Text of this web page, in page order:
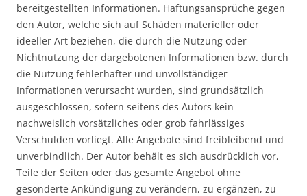
bereitgestellten Informationen. Haftungsansprüche gegen
den Autor, welche sich auf Schäden materieller oder
ideeller Art beziehen, die durch die Nutzung oder
Nichtnutzung der dargebotenen Informationen bzw. durch
die Nutzung fehlerhafter und unvollständiger
Informationen verursacht wurden, sind grundsätzlich
ausgeschlossen, sofern seitens des Autors kein
nachweislich vorsätzliches oder grob fahrlässiges
Verschulden vorliegt. Alle Angebote sind freibleibend und
unverbindlich. Der Autor behält es sich ausdrücklich vor,
Teile der Seiten oder das gesamte Angebot ohne
gesonderte Ankündigung zu verändern, zu ergänzen, zu